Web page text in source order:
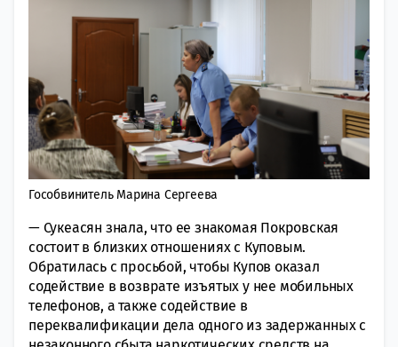
Гособвинитель Марина Сергеева
— Сукеасян знала, что ее знакомая Покровская
состоит в близких отношениях с Куповым.
Обратилась с просьбой, чтобы Купов оказал
содействие в возврате изъятых у нее мобильных
телефонов, а также содействие в
переквалификации дела одного из задержанных с